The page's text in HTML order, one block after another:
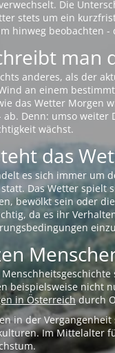
Die
stets um ein
hinweg beobachten
man
anderes, als der
an einem
das Wetter Morgen
ab. Denn: umso
wächst.
das
es sich immer um
Das Wetter spielt
bewölkt sein oder
da es ihr
beispielsweise nicht
in Österreichdurch
in der
Im Mittelalter